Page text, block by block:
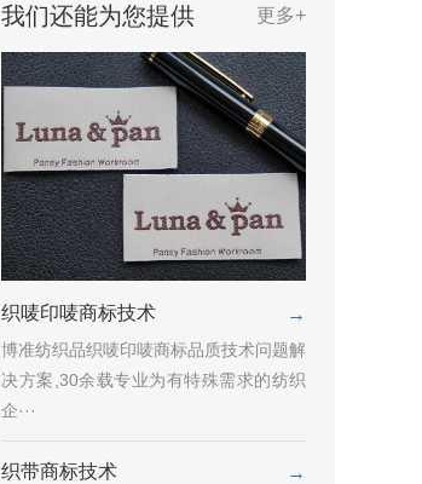
我们还能为您提供 更多+
织唛印唛商标技术 →
博准纺织品织唛印唛商标品质技术问题解
决方案,30余载专业为有特殊需求的纺织
企···
织带商标技术 →